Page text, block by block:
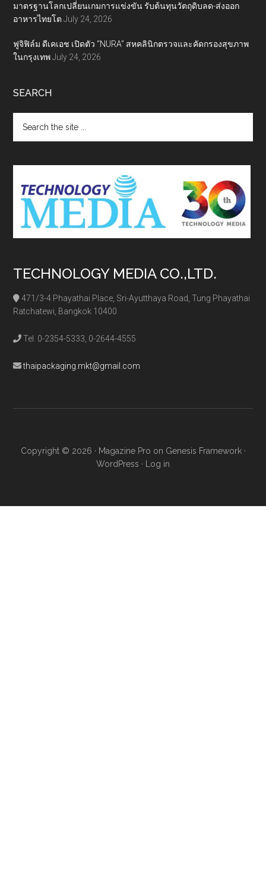
มาตรฐานโลกเปลี่ยนเกมการแข่งขัน รับต้นทุนวัตถุดิบลด-ส่งออก
อาหารไทยโต July 24, 2026
ฟูจิฟิล์ม ดีเคเอช เปิดตัว “NURA” สหคลินิกตรวจและคัดกรองสุขภาพ
ในกรุงเทพ July 24, 2026
SEARCH
the
TECHNOLOGY MEDIA CO.,LTD.
471/3-4 Phayathai Place, Sri-Ayutthaya Road, Tung Phayathai
Ratchatewi, Bangkok 10400
Tel. 0-2354-5333, 0-2644-4555
thaipackaging.mkt@gmail.com
Copyright © 2026 · Magazine Pro on Genesis Framework·
WordPress · Log in